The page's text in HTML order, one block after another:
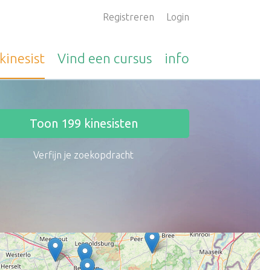
Registreren Login
kinesist Vind een cursus info
Toon 199 kinesisten
Verfijn je zoekopdracht